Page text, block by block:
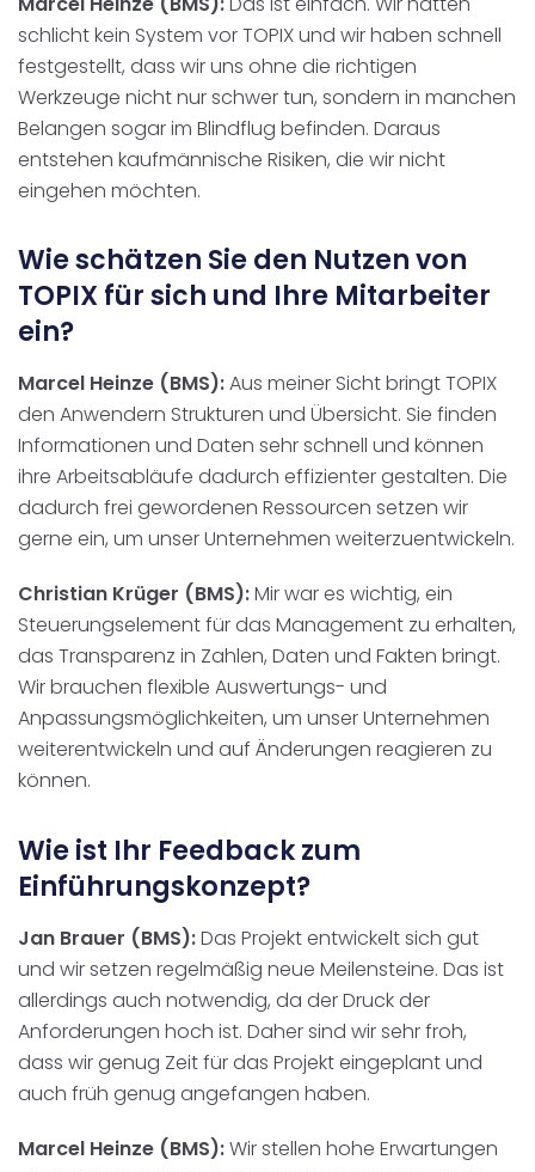
schlicht kein System vor TOPIX und wir haben schnell
festgestellt, dass wir uns ohne die richtigen
Werkzeuge nicht nur schwer tun, sondern in manchen
Belangen sogar im Blindflug befinden. Daraus
entstehen kaufmännische Risiken, die wir nicht
eingehen möchten.
Wie schätzen Sie den Nutzen von
TOPIX für sich und Ihre Mitarbeiter
ein?
Marcel Heinze (BMS):Aus meiner Sicht bringt TOPIX
den Anwendern Strukturen und Übersicht. Sie finden
Informationen und Daten sehr schnell und können
ihre Arbeitsabläufe dadurch effizienter gestalten. Die
dadurch frei gewordenen Ressourcen setzen wir
gerne ein, um unser Unternehmen weiterzuentwickeln.
Christian Krüger (BMS):Mir war es wichtig, ein
Steuerungselement für das Management zu erhalten,
das Transparenz in Zahlen, Daten und Fakten bringt.
Wir brauchen flexible Auswertungs- und
Anpassungsmöglichkeiten, um unser Unternehmen
weiterentwickeln und auf Änderungen reagieren zu
können.
Wie ist Ihr Feedback zum
Einführungskonzept?
Jan Brauer (BMS):Das Projekt entwickelt sich gut
und wir setzen regelmäßig neue Meilensteine. Das ist
allerdings auch notwendig, da der Druck der
Anforderungen hoch ist. Daher sind wir sehr froh,
dass wir genug Zeit für das Projekt eingeplant und
auch früh genug angefangen haben.
Marcel Heinze (BMS):Wir stellen hohe Erwartungen